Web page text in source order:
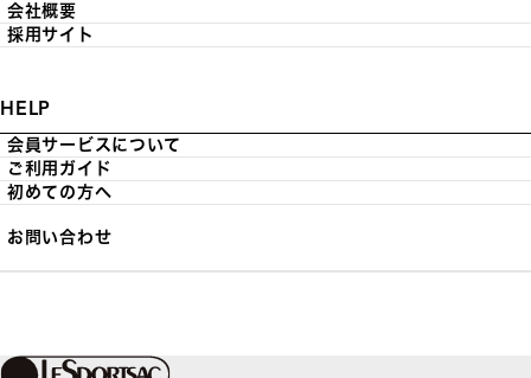
会社概要
採用サイト
HELP
会員サービスについて
ご利用ガイド
初めての方へ
お問い合わせ